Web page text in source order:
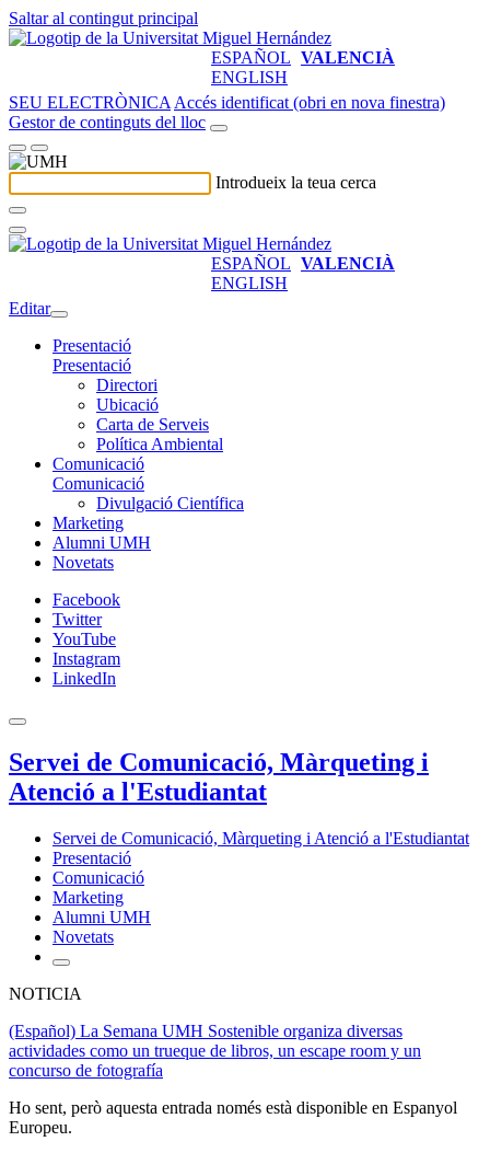
Saltar al contingut principal
ESPAÑOL VALENCIÀ
ENGLISH
SEU ELECTRÒNICA Accés identificat (obri en nova finestra)
Gestor de continguts del lloc
Introdueix la teua cerca
ESPAÑOL VALENCIÀ
ENGLISH
Editar
Presentació
Presentació
Directori
Ubicació
Carta de Serveis
Política Ambiental
Comunicació
Comunicació
Divulgació Científica
Marketing
Alumni UMH
Novetats
Facebook
Twitter
YouTube
Instagram
LinkedIn
Servei de Comunicació, Màrqueting i
Atenció a l'Estudiantat
Servei de Comunicació, Màrqueting i Atenció a l'Estudiantat
Presentació
Comunicació
Marketing
Alumni UMH
Novetats
NOTICIA
(Español) La Semana UMH Sostenible organiza diversas
actividades como un trueque de libros, un escape room y un
concurso de fotografía
Ho sent, però aquesta entrada només està disponible en Espanyol
Europeu.